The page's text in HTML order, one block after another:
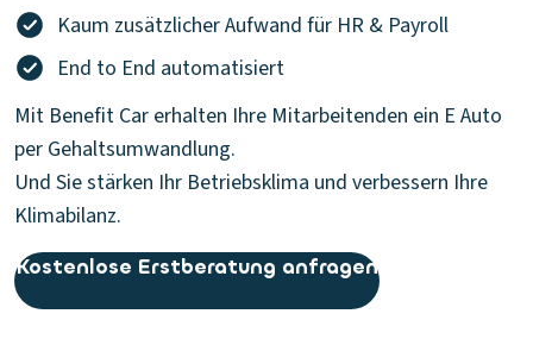
Kaum zusätzlicher Aufwand für HR & Payroll
End to End automatisiert
Mit Benefit Car erhalten Ihre Mitarbeitenden ein E Auto
per Gehaltsumwandlung.
Und Sie stärken Ihr Betriebsklima und verbessern Ihre
Klimabilanz.
Kostenlose Erstberatung anfragen